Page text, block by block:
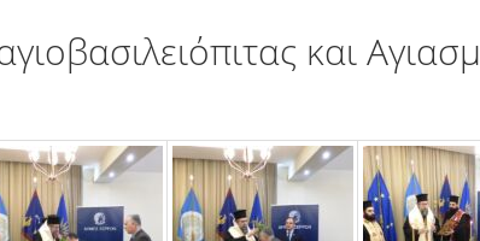
και